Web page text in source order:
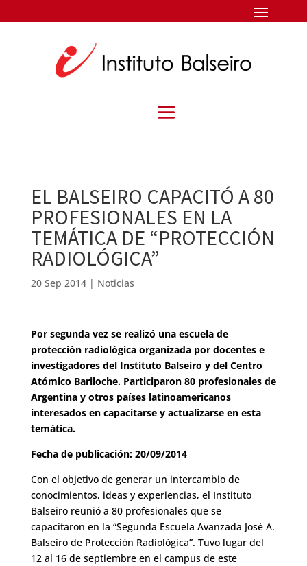
EL BALSEIRO CAPACITÓ A 80
PROFESIONALES EN LA
TEMÁTICA DE “PROTECCIÓN
RADIOLÓGICA”
20 Sep 2014| Noticias
Por segunda vez se realizó una escuela de
protección radiológica organizada por docentes e
investigadores del Instituto Balseiro y del Centro
Atómico Bariloche. Participaron 80 profesionales de
Argentina y otros países latinoamericanos
interesados en capacitarse y actualizarse en esta
temática.
Fecha de publicación: 20/09/2014
Con el objetivo de generar un intercambio de
conocimientos, ideas y experiencias, el Instituto
Balseiro reunió a 80 profesionales que se
capacitaron en la “Segunda Escuela Avanzada José A.
Balseiro de Protección Radiológica”. Tuvo lugar del
12 al 16 de septiembre en el campus de este